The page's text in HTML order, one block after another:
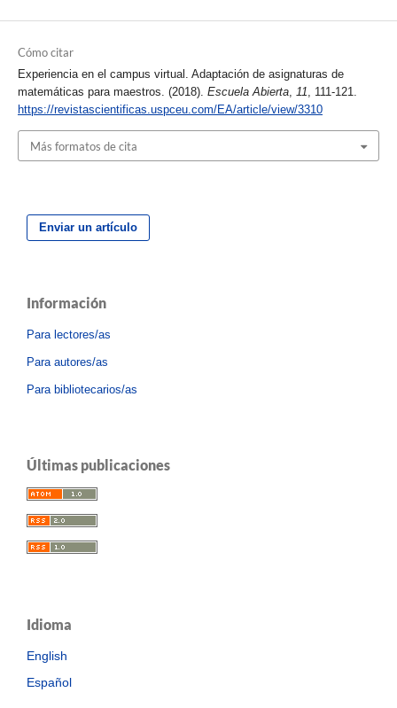
Cómo citar
Experiencia en el campus virtual. Adaptación de asignaturas de
matemáticas para maestros. (2018). Escuela Abierta, 11, 111-121.
https://revistascientificas.uspceu.com/EA/article/view/3310
Más formatos de cita
Enviar un artículo
Información
Para lectores/as
Para autores/as
Para bibliotecarios/as
Últimas publicaciones
Idioma
English
Español